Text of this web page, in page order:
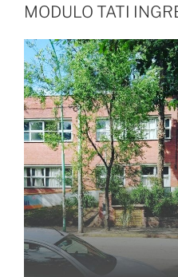
MODULO TATI